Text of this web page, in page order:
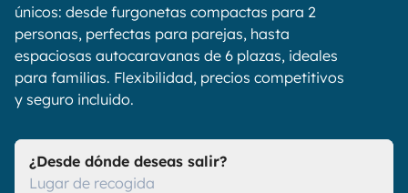
únicos: desde furgonetas compactas para 2
personas, perfectas para parejas, hasta
espaciosas autocaravanas de 6 plazas, ideales
para familias. Flexibilidad, precios competitivos
y seguro incluido.
¿Desde dónde deseas salir?
Lugar de recogida